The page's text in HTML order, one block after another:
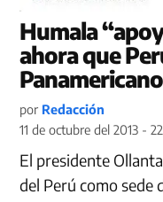
Humala
ahora que
por Redacción
11 de octubre del 2013 -
El presidente
del Perú como sede